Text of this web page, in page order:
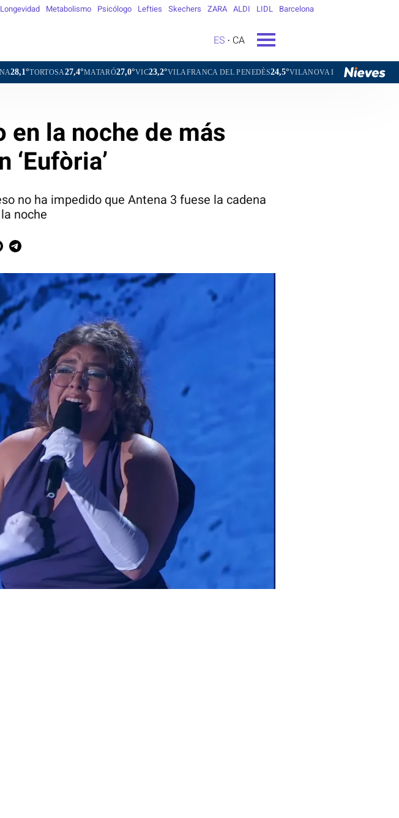
Longevidad Metabolismo Psicólogo Lefties Skechers ZARA ALDI LIDL Barcelona
ES CA
27,4°MATARÓ27,0°VIC23,2°VILAFRANCA DEL PENEDÈS24,5°VILANOVA I LA GELTRÚ26,7° LA SEU
la noche de más
‘Eufòria’
no ha impedido que Antena 3 fuese la cadena
noche